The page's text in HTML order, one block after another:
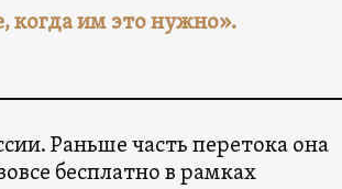
когда им это нужно».
Раньше часть перетока она
бесплатно в рамках